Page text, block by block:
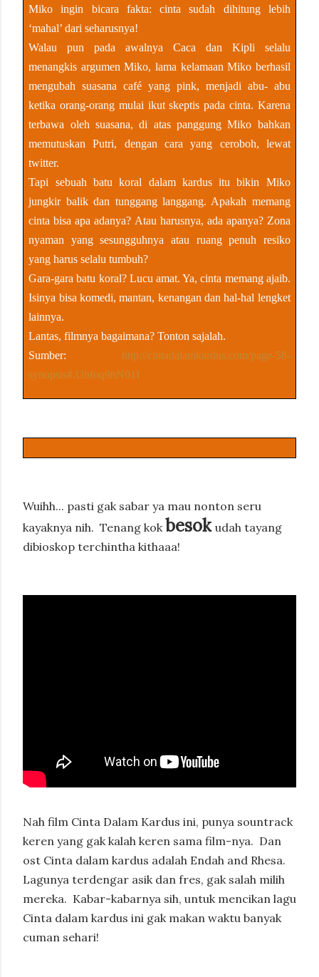
Miko ingin bicara fakta: cinta sudah dihitung lebih
‘mahal’ dari seharusnya!
Walau pun pada awalnya Caca dan Kipli selalu
menangkis argumen Miko, lama kelamaan Miko berhasil
mengubah suasana café yang pink, menjadi abu- abu
ketika orang-orang mulai ikut skeptis pada cinta. Karena
terbawa oleh suasana, di atas panggung Miko bahkan
memutuskan Putri, dengan cara yang ceroboh, lewat
twitter.
Tapi sebuah batu koral dalam kardus itu bikin Miko
jungkir balik dan tunggang langgang. Apakah memang
cinta bisa apa adanya? Atau harusnya, ada apanya? Zona
nyaman yang sesungguhnya atau ruang penuh resiko
yang harus selalu tumbuh?
Gara-gara batu koral? Lucu amat. Ya, cinta memang ajaib.
Isinya bisa komedi, mantan, kenangan dan hal-hal lengket
lainnya.
Lantas, filmnya bagaimana? Tonton sajalah.
Sumber:
http://cintadalamkardus.com/page-58-
synopsis#.Ubfoq9hN01I
Wuihh... pasti gak sabar ya mau nonton seru
kayaknya nih. Tenang kokbesok udah tayang
dibioskop terchintha kithaaa!
Nah film Cinta Dalam Kardus ini, punya sountrack
keren yang gak kalah keren sama film-nya. Dan
ost Cinta dalam kardus adalah Endah and Rhesa.
Lagunya terdengar asik dan fres, gak salah milih
mereka. Kabar-kabarnya sih, untuk mencikan lagu
Cinta dalam kardus ini gak makan waktu banyak
cuman sehari!